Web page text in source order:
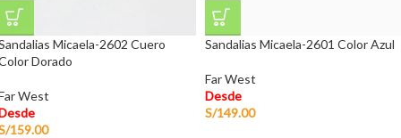
Micaela-2602 Cuero
Dorado
West
159.00
Sandalias Micaela-2601 Color Azul
Far West
Desde
S/149.00